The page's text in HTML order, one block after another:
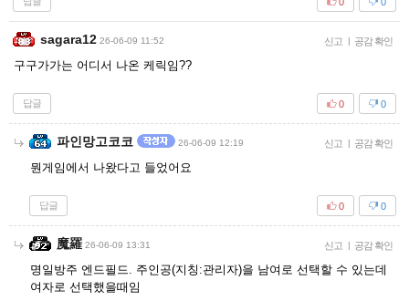
sagara12 26-06-09 11:52 신고 | 공감 확인
구구가가는 어디서 나온 케릭임??
답글 0
0
파인망고코코 26-06-09 12:19 신고 | 공감 확인
뭔게임에서 나왔다고 들었어요
답글 0
0
魔羅 26-06-09 13:31 신고 | 공감 확인
명일방주 엔드필드. 주인공(지칭:관리자)을 남여로 선택할 수 있는데
여자로 선택했을때임